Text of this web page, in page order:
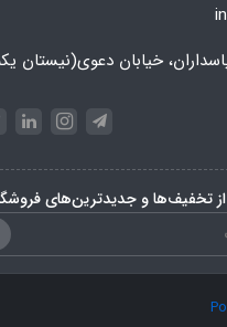
خیابان دعوی(نیستان
تخفیف‌ها و جدیدترین‌های